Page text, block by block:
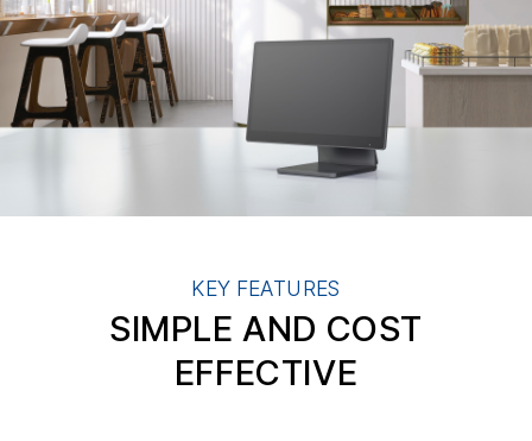
KEY FEATURES
SIMPLE AND COST
EFFECTIVE